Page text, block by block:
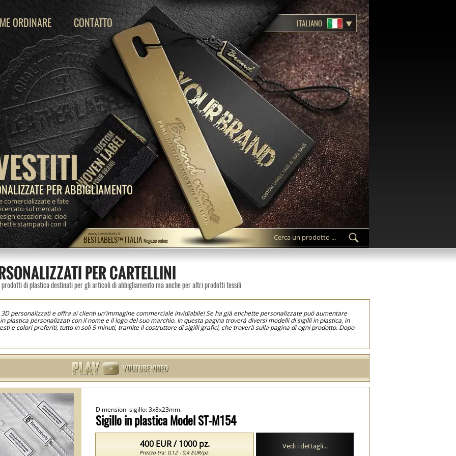
BESTLABELS™ ITALIA Negozio online
www.bestlabels.it
PER ABBIGLIAMENTO
comercializzate e fate
sul mercato
eccezionale, cioè
stampabili con il
ORDINARE CONTATTO ITALIANO
PER CARTELLINI
di plastica destinati per gli articoli di abbigliamento ma anche per altri prodotti tessili
personalizzati e offra ai clienti un'immagine commerciale invidiabile! Se ha già etichette personalizzate può aumentare
plastica personalizzati con il nome e il logo del suo marchio. In questa pagina troverà diversi modelli di sigilli in plastica, in
e colori preferiti, tutto in soli 5 minuti, tramite il costruttore di sigilli grafici, che troverà sulla pagina di ogni prodotto. Dopo
secondo il design creato e nei termini specificati riceverà i prodotti ordinati. I sigilli personalizzati 3D sono quei sigilli
Una volta sigillato, può essere aperto solo rompendo o tagliando, il che offre maggiore sicurezza e certifica che il
essere fabbricati in una combinazione di colori o in un unico colore, sia la parte in plastica che il cavo, seconda il modello.
opta per sigilli 3D personalizzati!
Sigillo in plastica Model ST-M154
Dimensioni sigillo: 3x8x23mm.
400 EUR / 1000 pz.
Prezzo tra: 0,12 - 0,4 EUR/pz.
Vedi i dettagli...